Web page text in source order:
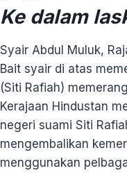
Ke dalam
Syair Abdul Muluk,
Bait syair di atas
(Siti Rafiah)
Kerajaan Hindustan
negeri suami Siti
mengembalikan
menggunakan